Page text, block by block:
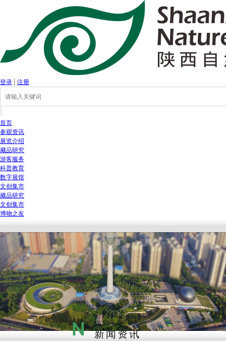
登录 注册
首页
参观资讯
展览介绍
藏品研究
游客服务
科普教育
数字展馆
文创集市
藏品研究
文创集市
博物之友
N EWS INFORMATION
新闻资讯